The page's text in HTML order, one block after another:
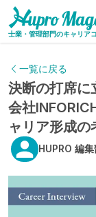
士業・管理部門のキャリア
一覧に戻る
決断の打席に
会社
ャリア形成の
HUPRO 編